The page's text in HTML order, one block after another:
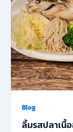
Blog
ลิ้มรสปลาเนื้